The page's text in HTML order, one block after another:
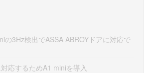
の3Hz検出でASSA ABROYドアに対応で
応するためA1 miniを導入